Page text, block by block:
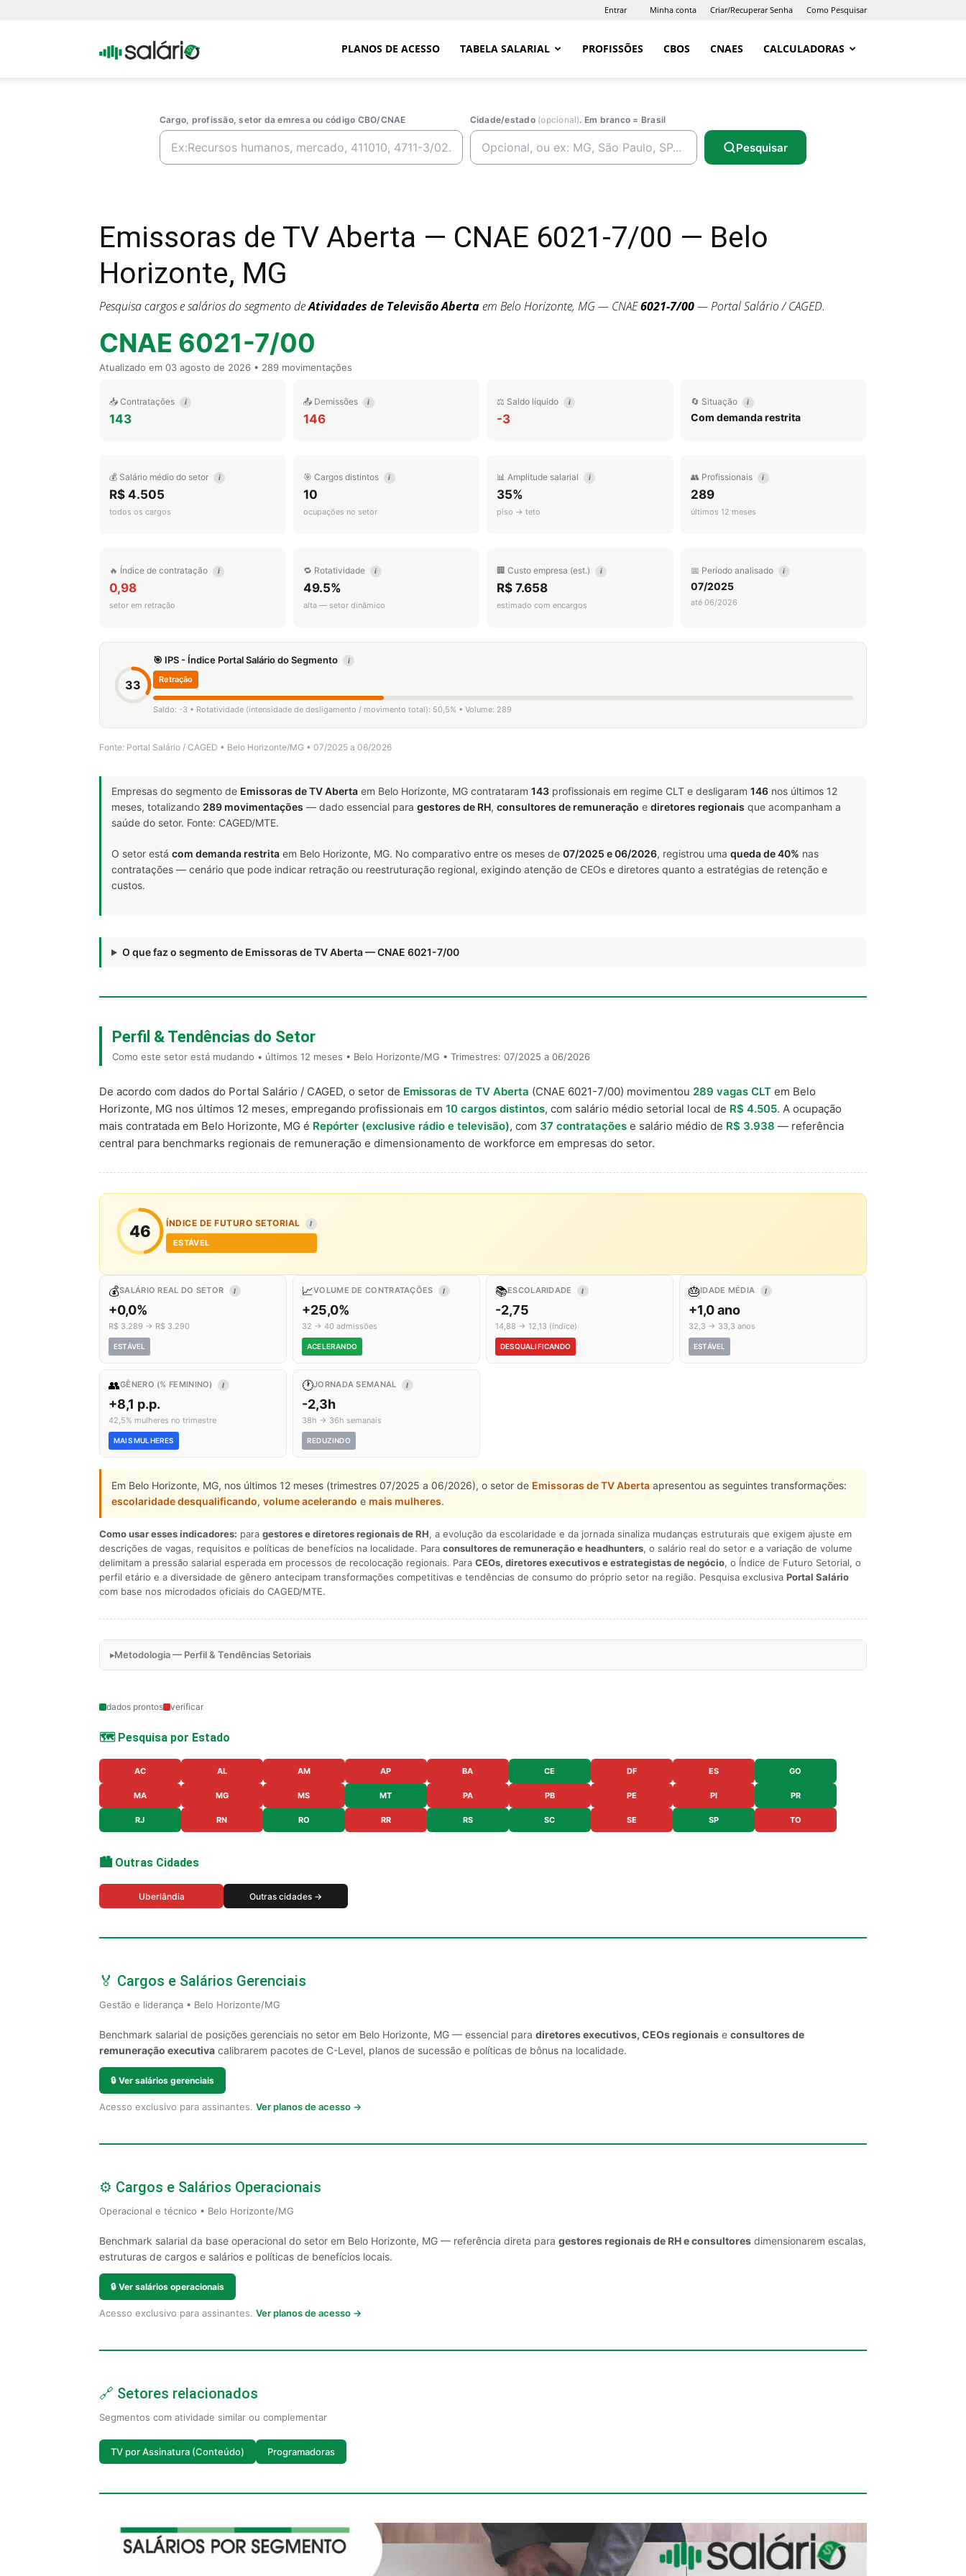
Entrar Minha conta Criar/Recuperar Senha Como Pesquisar
Portal PLANOS DE ACESSO TABELA SALARIAL PROFISSÕES CBOS CNAES CALCULADORAS
Cargo, profissão, setor da emresa ou código CBO/CNAE Cidade/estado (opcional). Em branco = Brasil
Pesquisar
Emissoras de TV Aberta — CNAE 6021-7/00 — Belo
Horizonte, MG
Pesquisa cargos e salários do segmento deAtividades de Televisão Abertaem Belo Horizonte, MG — CNAE6021-7/00— Portal Salário / CAGED.
CNAE 6021-7/00
Atualizado em 03 agosto de 2026 • 289 movimentações
📥 Contratações i
143
📤 Demissões i
146
⚖️ Saldo líquido i
-3
🔄 Situação i
Com demanda restrita
💰 Salário médio do setor i
R$ 4.505
todos os cargos
🎯 Cargos distintos i
10
ocupações no setor
📊 Amplitude salarial i
35%
piso → teto
👥 Profissionais i
289
últimos 12 meses
🔥 Índice de contratação i
0,98
setor em retração
🔁 Rotatividade i
49.5%
alta — setor dinâmico
🏢 Custo empresa (est.) i
R$ 7.658
estimado com encargos
📅 Período analisado i
07/2025
até 06/2026
33
🎯 IPS - Índice Portal Salário do Segmento i
Retração
Saldo: -3 • Rotatividade (intensidade de desligamento / movimento total): 50,5% • Volume: 289
Fonte: Portal Salário / CAGED • Belo Horizonte/MG • 07/2025 a 06/2026
Empresas do segmento de Emissoras de TV Aberta em Belo Horizonte, MG contrataram 143 profissionais em regime CLT e desligaram 146 nos últimos 12
meses, totalizando 289 movimentações — dado essencial para gestores de RH, consultores de remuneração e diretores regionais que acompanham a
saúde do setor. Fonte: CAGED/MTE.
O setor está com demanda restrita em Belo Horizonte, MG. No comparativo entre os meses de 07/2025 e 06/2026, registrou uma queda de 40% nas
contratações — cenário que pode indicar retração ou reestruturação regional, exigindo atenção de CEOs e diretores quanto a estratégias de retenção e
custos.
O que faz o segmento de Emissoras de TV Aberta — CNAE 6021-7/00
Perfil & Tendências do Setor
Como este setor está mudando • últimos 12 meses • Belo Horizonte/MG • Trimestres: 07/2025 a 06/2026
De acordo com dados do Portal Salário / CAGED, o setor de Emissoras de TV Aberta (CNAE 6021-7/00) movimentou 289 vagas CLT em Belo
Horizonte, MG nos últimos 12 meses, empregando profissionais em 10 cargos distintos, com salário médio setorial local de R$ 4.505. A ocupação
mais contratada em Belo Horizonte, MG é Repórter (exclusive rádio e televisão), com 37 contratações e salário médio de R$ 3.938 — referência
central para benchmarks regionais de remuneração e dimensionamento de workforce em empresas do setor.
46 ÍNDICE DE FUTURO SETORIAL I
ESTÁVEL
💰SALÁRIO REAL DO SETOR I
+0,0%
R$ 3.289 → R$ 3.290
ESTÁVEL
📈VOLUME DE CONTRATAÇÕES I
+25,0%
32 → 40 admissões
ACELERANDO
📚ESCOLARIDADE I
-2,75
14,88 → 12,13 (índice)
DESQUALIFICANDO
🎂IDADE MÉDIA I
+1,0 ano
32,3 → 33,3 anos
ESTÁVEL
👥GÊNERO (% FEMININO) I
+8,1 p.p.
42,5% mulheres no trimestre
MAIS MULHERES
🕐JORNADA SEMANAL I
-2,3h
38h → 36h semanais
REDUZINDO
Em Belo Horizonte, MG, nos últimos 12 meses (trimestres 07/2025 a 06/2026), o setor de Emissoras de TV Aberta apresentou as seguintes transformações:
escolaridade desqualificando, volume acelerando e mais mulheres.
Como usar esses indicadores: para gestores e diretores regionais de RH, a evolução da escolaridade e da jornada sinaliza mudanças estruturais que exigem ajuste em
descrições de vagas, requisitos e políticas de benefícios na localidade. Para consultores de remuneração e headhunters, o salário real do setor e a variação de volume
delimitam a pressão salarial esperada em processos de recolocação regionais. Para CEOs, diretores executivos e estrategistas de negócio, o Índice de Futuro Setorial, o
perfil etário e a diversidade de gênero antecipam transformações competitivas e tendências de consumo do próprio setor na região. Pesquisa exclusiva Portal Salário
com base nos microdados oficiais do CAGED/MTE.
Metodologia — Perfil & Tendências Setoriais
dados prontos verificar
🗺️ Pesquisa por Estado
AC AL AM AP BA CE DF ES GO
MA MG MS MT PA PB PE PI PR
RJ RN RO RR RS SC SE SP TO
🏙️ Outras Cidades
Uberlândia Outras cidades →
🏅 Cargos e Salários Gerenciais
Gestão e liderança • Belo Horizonte/MG
Benchmark salarial de posições gerenciais no setor em Belo Horizonte, MG — essencial para diretores executivos, CEOs regionais e consultores de
remuneração executiva calibrarem pacotes de C-Level, planos de sucessão e políticas de bônus na localidade.
🔒 Ver salários gerenciais
Acesso exclusivo para assinantes. Ver planos de acesso →
⚙️ Cargos e Salários Operacionais
Operacional e técnico • Belo Horizonte/MG
Benchmark salarial da base operacional do setor em Belo Horizonte, MG — referência direta para gestores regionais de RH e consultores dimensionarem escalas,
estruturas de cargos e salários e políticas de benefícios locais.
🔒 Ver salários operacionais
Acesso exclusivo para assinantes. Ver planos de acesso →
🔗 Setores relacionados
Segmentos com atividade similar ou complementar
TV por Assinatura (Conteúdo) Programadoras